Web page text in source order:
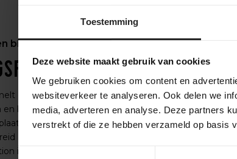
Toestemming
Deze website maakt gebruik van cookies
We gebruiken cookies om content en
websiteverkeer te analyseren. Ook delen we
media, adverteren en analyse. Deze partners
verstrekt of die ze hebben verzameld op basis
Toestemmingsselectie
bij BikeSuperior
ons magazijnteam alle
bereidt ze voor op de
wordt de fiets volledig
getest. Daarna gaat de
in het magazijn, waar hij